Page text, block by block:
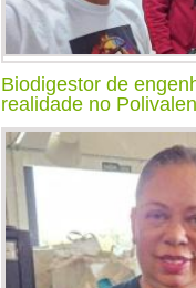
Biodigestor de
realidade no